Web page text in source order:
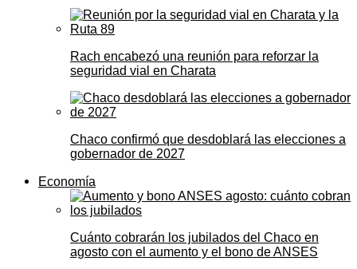
Rach encabezó una reunión para reforzar la
seguridad vial en Charata
Chaco confirmó que desdoblará las elecciones a
gobernador de 2027
Economía
Cuánto cobrarán los jubilados del Chaco en
agosto con el aumento y el bono de ANSES